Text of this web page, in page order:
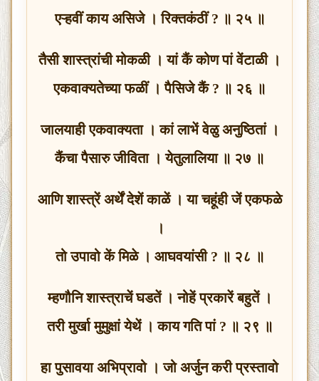
एऱ्हवीं काय असिजे । रिक्तकंठीं ? ॥ २५ ॥
तैसी शास्त्रांची मोकळी । यां कैं कोण पां वेंटाळी ।
एकवाक्यतेच्या फळीं । पैसिजे कैं ? ॥ २६ ॥
जालयाही एकवाक्यता । कां लाभें वेळु अनुष्ठितां ।
कैंचा पैसारु जीविता । येतुलालिया ॥ २७ ॥
आणि शास्त्रें अर्थें देशें काळें । या चहूंही जें एकफळे
।
तो उपावो कें मिळे । आघवयांसी ? ॥ २८ ॥
म्हणौनि शास्त्राचें घडतें । नोहें प्रकारें बहुतें ।
तरी मुर्खा मुमुक्षां येथें । काय गति पां ? ॥ २९ ॥
हा पुसावया अभिप्रावो । जो अर्जुन करी प्रस्तावो